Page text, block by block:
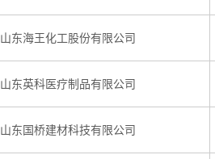
山东海王化工股份有限公司
山东英科医疗制品有限公司
山东国桥建材科技有限公司